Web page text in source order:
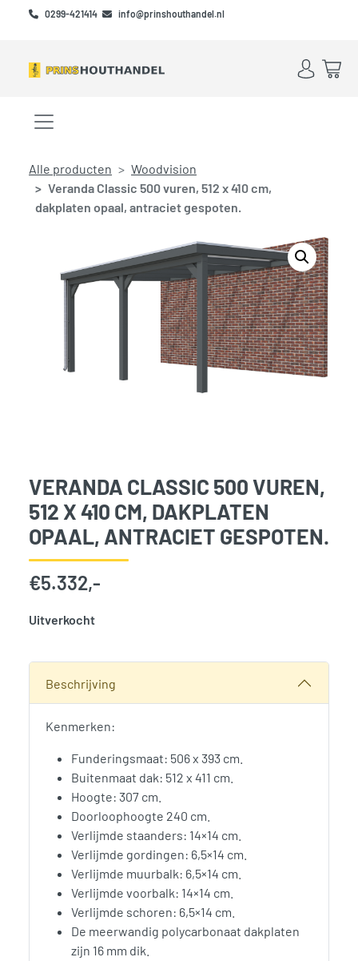
Skip to main content
Skip to footer
0299-421414 info@prinshouthandel.nl
Account
Menu openen/sluiten
Alle producten
Woodvision
Veranda Classic 500 vuren, 512 x 410 cm,
dakplaten opaal, antraciet gespoten.
VERANDA CLASSIC 500 VUREN,
512 X 410 CM, DAKPLATEN
OPAAL, ANTRACIET GESPOTEN.
€5.332,-
Uitverkocht
Beschrijving
Kenmerken:
Funderingsmaat: 506 x 393 cm.
Buitenmaat dak: 512 x 411 cm.
Hoogte: 307 cm.
Doorloophoogte 240 cm.
Verlijmde staanders: 14×14 cm.
Verlijmde gordingen: 6,5×14 cm.
Verlijmde muurbalk: 6,5×14 cm.
Verlijmde voorbalk: 14×14 cm.
Verlijmde schoren: 6,5×14 cm.
De meerwandig polycarbonaat dakplaten
zijn 16 mm dik.